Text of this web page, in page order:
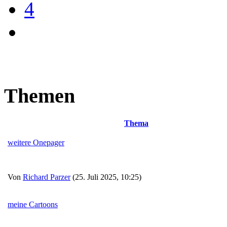
4
Themen
Thema
weitere Onepager
Von Richard Parzer(25. Juli 2025, 10:25)
meine Cartoons